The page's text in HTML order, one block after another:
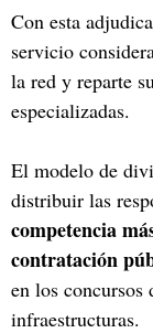
Con esta
servicio
la red y reparte
especializadas.
El modelo de
distribuir las
competencia
contratación
en los concursos
infraestructuras.